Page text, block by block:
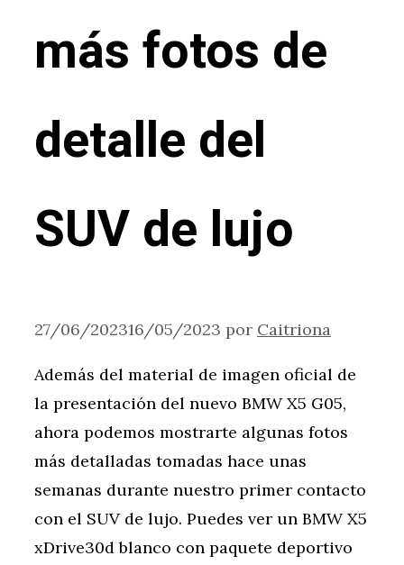
más fotos de
detalle del
SUV de lujo
27/06/202316/05/2023 por Caitriona
Además del material de imagen oficial de
la presentación del nuevo BMW X5 G05,
ahora podemos mostrarte algunas fotos
más detalladas tomadas hace unas
semanas durante nuestro primer contacto
con el SUV de lujo. Puedes ver un BMW X5
xDrive30d blanco con paquete deportivo